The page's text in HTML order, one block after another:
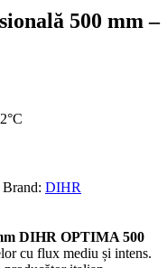
500 mm –
Brand: DIHR
DIHR OPTIMA 500
cu flux mediu și intens.